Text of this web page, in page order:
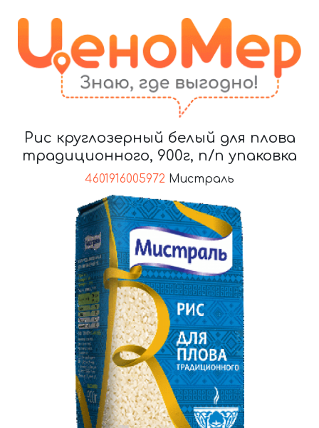
Рис круглозерный белый для плова
традиционного, 900г, п/п упаковка
4601916005972 Мистраль